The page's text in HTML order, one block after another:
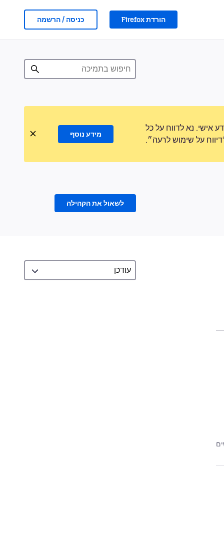
הורדת Firefox כניסה / הרשמה
נא לדווח על כל
על שימוש לרעה״.
מידע נוסף
לשאול את הקהילה